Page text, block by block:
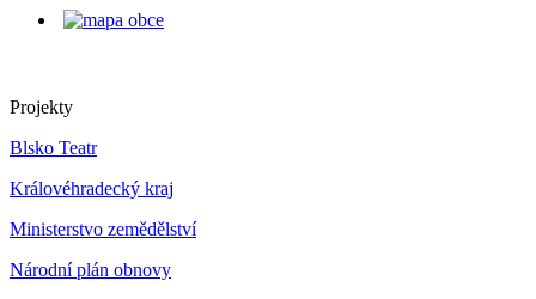
Projekty
Blsko Teatr
Královéhradecký kraj
Ministerstvo zemědělství
Národní plán obnovy